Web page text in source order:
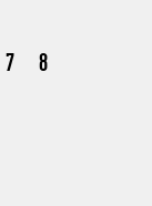
7
8